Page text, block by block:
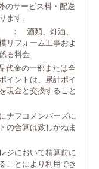
のサービス料・配送
ます。
： 酒類、灯油、
リフォーム工事およ
る料金
代金の一部または全
イントは、累計ポイ
現金と交換すること
ナフコメンバーズに
の合算は致しかねま
ジにおいて精算前に
ことにより利用でき